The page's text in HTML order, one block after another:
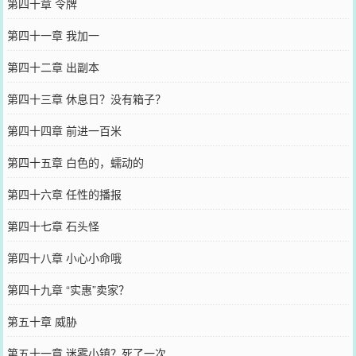
第四十一章 我加一
第四十二章 出副本
第四十三章 休息日？没有箱子？
第四十四章 前进一百米
第四十五章 白色的，蠕动的
第四十六章 任性的播报
第四十七章 石头怪
第四十八章 小心小命哦
第四十九章 “实惠”卖家？
第五十章 威胁
第五十一章 迷雾小镇？死了一次